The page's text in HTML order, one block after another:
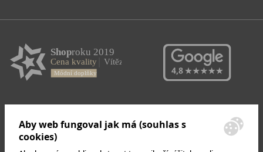
Aby web fungoval jak má (souhlas s
cookies)